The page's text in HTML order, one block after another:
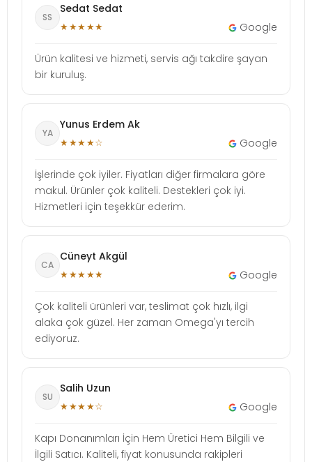
SS
Sedat Sedat
★★★★★ Google
Ürün kalitesi ve hizmeti, servis ağı takdire şayan
bir kuruluş.
YA
Yunus Erdem Ak
★★★★☆ Google
İşlerinde çok iyiler. Fiyatları diğer firmalara göre
makul. Ürünler çok kaliteli. Destekleri çok iyi.
Hizmetleri için teşekkür ederim.
CA
Cüneyt Akgül
★★★★★ Google
Çok kaliteli ürünleri var, teslimat çok hızlı, ilgi
alaka çok güzel. Her zaman Omega'yı tercih
ediyoruz.
SU
Salih Uzun
★★★★☆ Google
Kapı Donanımları İçin Hem Üretici Hem Bilgili ve
İlgili Satıcı. Kaliteli, fiyat konusunda rakipleri